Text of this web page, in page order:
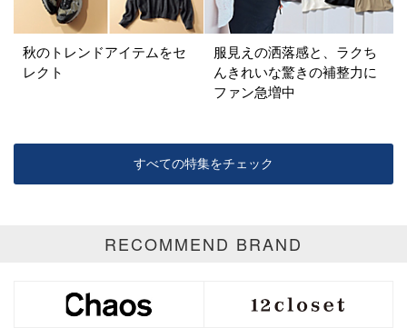
秋のトレンドアイテムをセ
レクト
服見えの洒落感と、ラクち
んきれいな驚きの補整力に
ファン急増中
すべての特集をチェック
RECOMMEND BRAND